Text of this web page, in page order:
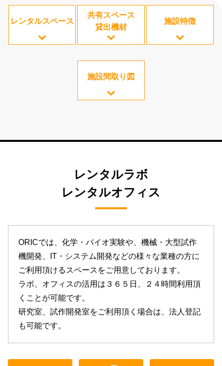
レンタルスペース
共有スペース
貸出機材
施設特徴
施設間取り図
レンタルラボ
レンタルオフィス
ORICでは、化学・バイオ実験や、機械・大型試作
機開発、IT・システム開発などの様々な業種の方に
ご利用頂けるスペースをご用意しております。
ラボ、オフィスの活用は３６５日、２４時間利用頂
くことが可能です。
研究室、試作開発室をご利用頂く場合は、法人登記
も可能です。